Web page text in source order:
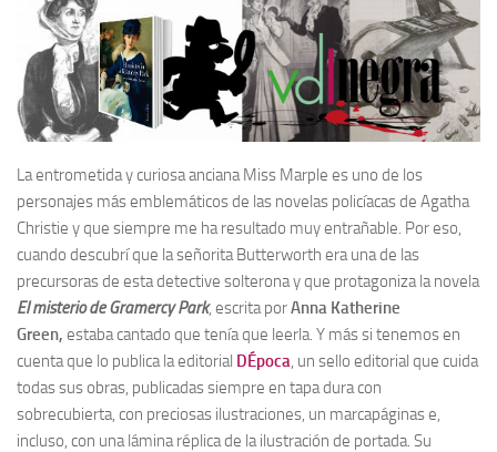
Sobre mí
Colaboran
Contacto
La entrometida y curiosa anciana Miss Marple es uno de los
personajes más emblemáticos de las novelas policíacas de Agatha
Christie y que siempre me ha resultado muy entrañable. Por eso,
cuando descubrí que la señorita Butterworth era una de las
precursoras de esta detective solterona y que protagoniza la novela
El misterio de Gramercy Park, escrita porAnna Katherine
Green, estaba cantado que tenía que leerla. Y más si tenemos en
cuenta que lo publica la editorial DÉpoca, un sello editorial que cuida
todas sus obras, publicadas siempre en tapa dura con
sobrecubierta, con preciosas ilustraciones, un marcapáginas e,
incluso, con una lámina réplica de la ilustración de portada. Su